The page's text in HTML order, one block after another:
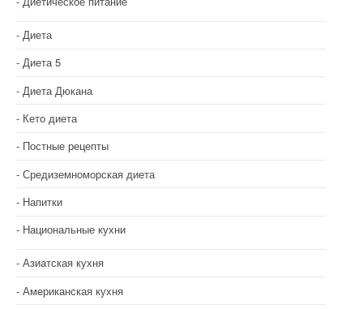
Диета
Диета 5
Диета Дюкана
Кето диета
Постные рецепты
Средиземноморская диета
Напитки
Национальные кухни
Азиатская кухня
Американская кухня